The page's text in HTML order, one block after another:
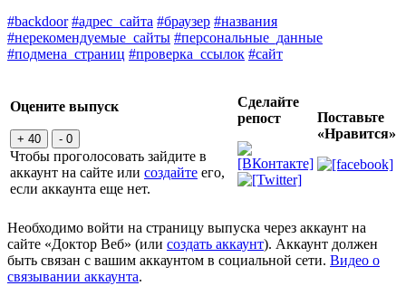
#backdoor #адрес_сайта #браузер #названия
#нерекомендуемые_сайты #персональные_данные
#подмена_страниц #проверка_ссылок #сайт
Оцените выпуск
+ 40 - 0
Чтобы проголосовать зайдите в
аккаунт на сайте или создайте его,
если аккаунта еще нет.
Сделайте
репост
Поставьте
«Нравится»
Необходимо войти на страницу выпуска через аккаунт на
сайте «Доктор Веб» (или создать аккаунт). Аккаунт должен
быть связан с вашим аккаунтом в социальной сети. Видео о
связывании аккаунта.